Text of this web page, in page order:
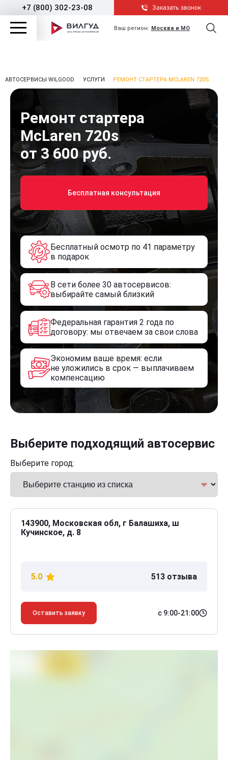
+7 (800) 302-23-08 Заказать звонок
Ваш регион: Москва и МО
АВТОСЕРВИСЫ WILGOOD УСЛУГИ РЕМОНТ СТАРТЕРА MCLAREN 720S
Ремонт стартера
McLaren 720s
от 3 600 руб.
Бесплатная консультация
Бесплатный осмотр по 41 параметру
в подарок
В сети более 30 автосервисов:
выбирайте самый близкий
Федеральная гарантия 2 года по
договору: мы отвечаем за свои слова
Экономим ваше время: если
не уложились в срок — выплачиваем
компенсацию
Выберите подходящий автосервис
Выберите город:
143900, Московская обл, г Балашиха, ш
Кучинское, д. 8
5.0 513 отзыва
Оставить заявку с 9:00-21:00